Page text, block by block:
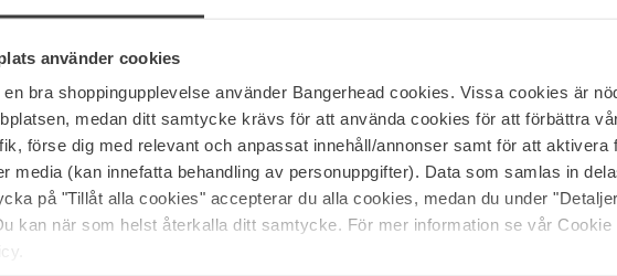
använder cookies
en bra shoppingupplevelse använder Bangerhead cookies. Vissa cookies är
medan ditt samtycke krävs för att använda cookies för att förbättra
förse dig med relevant och anpassat innehåll/annonser samt för att aktivera
media (kan innefatta behandling av personuppgifter). Data som samlas in
på "Tillåt alla cookies" accepterar du alla cookies, medan du under
kan när som helst återkalla ditt samtycke. För mer information se vår
Normaali hinta 39 €
Mizon
Black Pearl Eye Gel Patch
84 g
31 €
Normaali hinta 36 €
Mizon
Snail Repair Eye Cream Tube
14 €
Normaali hinta 18 €